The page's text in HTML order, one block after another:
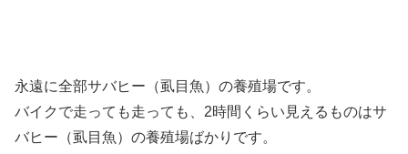
永遠に全部サバヒー（虱目魚）の養殖場です。
バイクで走っても走っても、2時間くらい見えるものはサ
バヒー（虱目魚）の養殖場ばかりです。